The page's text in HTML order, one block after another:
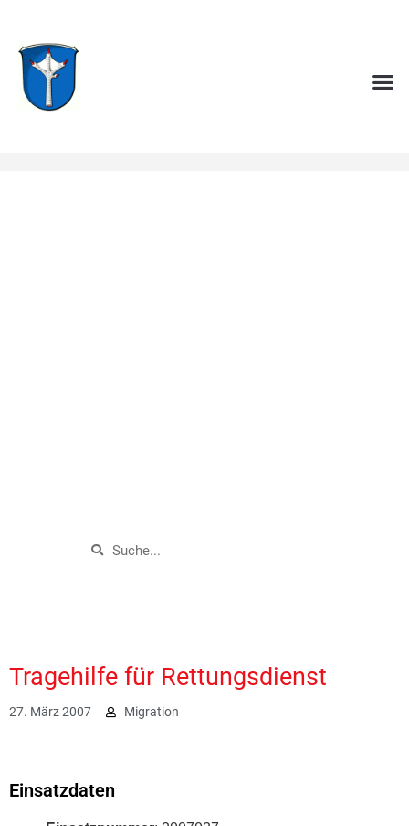
Tragehilfe für Rettungsdienst
27. März 2007 Migration
Einsatzdaten